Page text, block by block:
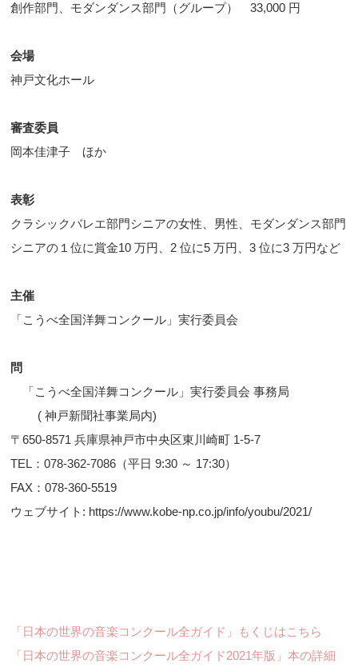
創作部門、モダンダンス部門（グループ） 33,000 円
会場
神戸文化ホール
審査委員
岡本佳津子 ほか
表彰
クラシックバレエ部門シニアの女性、男性、モダンダンス部門
シニアの１位に賞金10 万円、2 位に5 万円、3 位に3 万円など
主催
「こうべ全国洋舞コンクール」実行委員会
問
「こうべ全国洋舞コンクール」実行委員会 事務局
( 神戸新聞社事業局内)
〒650-8571 兵庫県神戸市中央区東川崎町 1-5-7
TEL：078-362-7086（平日 9:30 ～ 17:30）
FAX：078-360-5519
ウェブサイト: https://www.kobe-np.co.jp/info/youbu/2021/
「日本の世界の音楽コンクール全ガイド」もくじはこちら
「日本の世界の音楽コンクール全ガイド2021年版」本の詳細